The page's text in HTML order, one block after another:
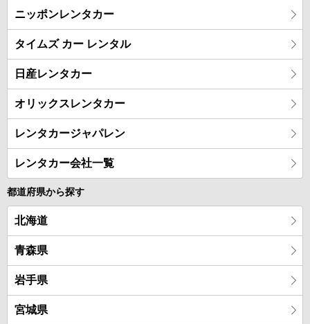
ニッポンレンタカー
タイムズ カー レンタル
日産レンタカー
オリックスレンタカー
レンタカージャパレン
レンタカー会社一覧
都道府県から探す
北海道
青森県
岩手県
宮城県